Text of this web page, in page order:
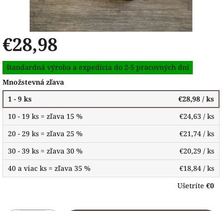
€28,98
Jednotková
cena:
štandardná výroba a expedícia do 2-5 pracovných dní
Množstevná zľava
1 - 9 ks
€28,98 / ks
10 - 19 ks = zľava 15 %
€24,63 / ks
20 - 29 ks = zľava 25 %
€21,74 / ks
30 - 39 ks = zľava 30 %
€20,29 / ks
40 a viac ks = zľava 35 %
€18,84 / ks
Ušetríte €0